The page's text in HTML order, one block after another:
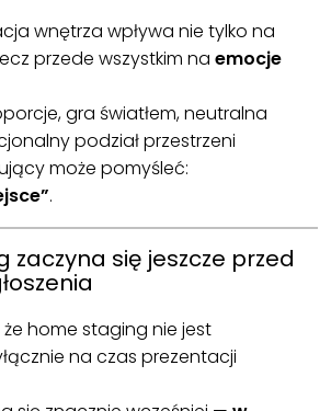
wnętrza wpływa nie tylko na
przede wszystkim na emocje
gra światłem, neutralna
podział przestrzeni
może pomyśleć:
.
zaczyna się jeszcze przed
home staging nie jest
na czas prezentacji